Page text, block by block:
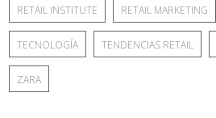
RETAIL INSTITUTE RETAIL MARKETING
TECNOLOGÍA TENDENCIAS RETAIL
ZARA